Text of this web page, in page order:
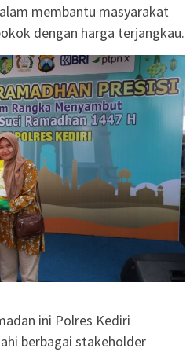
membantu masyarakat
dengan harga terjangkau.
ini Polres Kediri
berbagai stakeholder